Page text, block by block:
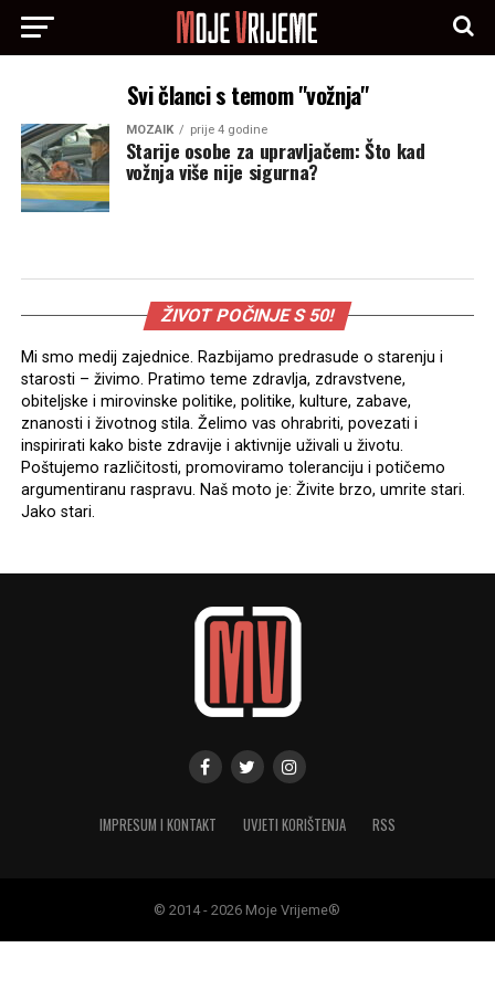
Svi članci s temom "vožnja"
MOZAIK prije 4 godine
Starije osobe za upravljačem: Što kad
vožnja više nije sigurna?
ŽIVOT POČINJE S 50!
Mi smo medij zajednice. Razbijamo predrasude o starenju i
starosti – živimo. Pratimo teme zdravlja, zdravstvene,
obiteljske i mirovinske politike, politike, kulture, zabave,
znanosti i životnog stila. Želimo vas ohrabriti, povezati i
inspirirati kako biste zdravije i aktivnije uživali u životu.
Poštujemo različitosti, promoviramo toleranciju i potičemo
argumentiranu raspravu. Naš moto je: Živite brzo, umrite stari.
Jako stari.
IMPRESUM I KONTAKT UVJETI KORIŠTENJA RSS
© 2014 - 2026 Moje Vrijeme®